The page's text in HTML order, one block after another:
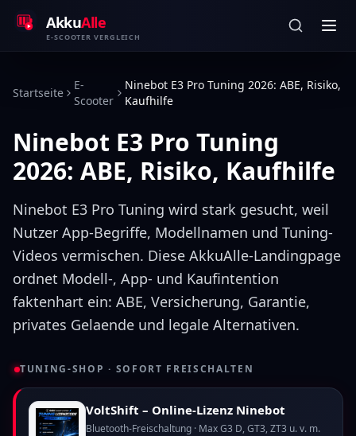
AkkuAlle
E-SCOOTER VERGLEICH
Startseite
E-
Scooter
Ninebot E3 Pro Tuning 2026: ABE, Risiko,
Kaufhilfe
Ninebot E3 Pro Tuning
2026: ABE, Risiko, Kaufhilfe
Ninebot E3 Pro Tuning wird stark gesucht, weil
Nutzer App-Begriffe, Modellnamen und Tuning-
Videos vermischen. Diese AkkuAlle-Landingpage
ordnet Modell-, App- und Kaufintention
faktenhart ein: ABE, Versicherung, Garantie,
privates Gelaende und legale Alternativen.
TUNING-SHOP · SOFORT FREISCHALTEN
VoltShift – Online-Lizenz Ninebot
Bluetooth-Freischaltung · Max G3 D, GT3, ZT3 u. v. m.